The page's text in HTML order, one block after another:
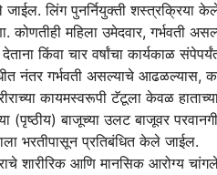
जाईल. लिंग पुनर्नियुक्ती शस्त्रक्रिया
कोणतीही महिला उमेदवार, गर्भवती
किंवा चार वर्षांचा कार्यकाळ
नंतर गर्भवती असल्याचे आढळल्यास,
कायमस्वरूपी टॅटूला केवळ
(पृष्ठीय) बाजूच्या उलट बाजूवर
भरतीपासून प्रतिबंधित केले जाईल.
शारीरिक आणि मानसिक आरोग्य